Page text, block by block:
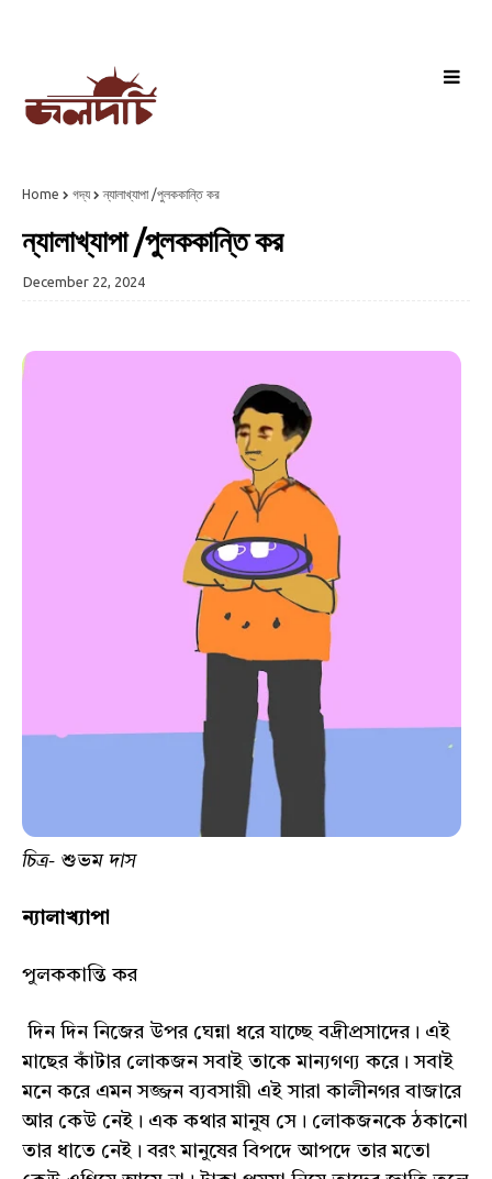
Home গদ্য ন্যালাখ্যাপা /পুলককান্তি কর
ন্যালাখ্যাপা /পুলককান্তি কর
December 22, 2024
চিত্র- শুভম দাস
ন্যালাখ্যাপা
পুলককান্তি কর
দিন দিন নিজের উপর ঘেন্না ধরে যাচ্ছে বদ্রীপ্রসাদের। এই
মাছের কাঁটার লোকজন সবাই তাকে মান্যগণ্য করে। সবাই
মনে করে এমন সজ্জন ব্যবসায়ী এই সারা কালীনগর বাজারে
আর কেউ নেই। এক কথার মানুষ সে। লোকজনকে ঠকানো
তার ধাতে নেই। বরং মানুষের বিপদে আপদে তার মতো